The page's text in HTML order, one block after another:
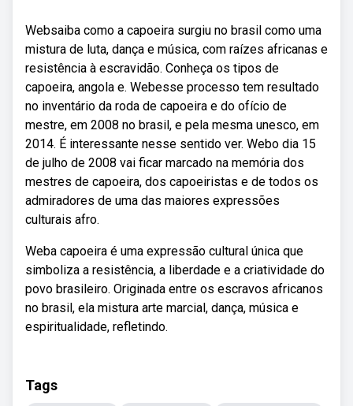
Websaiba como a capoeira surgiu no brasil como uma
mistura de luta, dança e música, com raízes africanas e
resistência à escravidão. Conheça os tipos de
capoeira, angola e. Webesse processo tem resultado
no inventário da roda de capoeira e do ofício de
mestre, em 2008 no brasil, e pela mesma unesco, em
2014. É interessante nesse sentido ver. Webo dia 15
de julho de 2008 vai ficar marcado na memória dos
mestres de capoeira, dos capoeiristas e de todos os
admiradores de uma das maiores expressões
culturais afro.
Weba capoeira é uma expressão cultural única que
simboliza a resistência, a liberdade e a criatividade do
povo brasileiro. Originada entre os escravos africanos
no brasil, ela mistura arte marcial, dança, música e
espiritualidade, refletindo.
Tags